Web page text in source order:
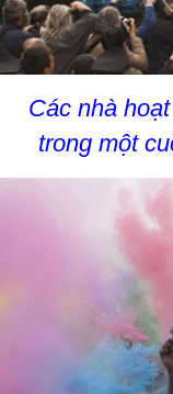
Các nhà
trong một